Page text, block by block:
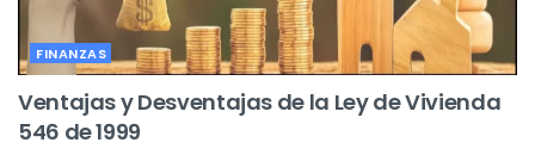
FINANZAS
Ventajas y Desventajas de la Ley de Vivienda
546 de 1999